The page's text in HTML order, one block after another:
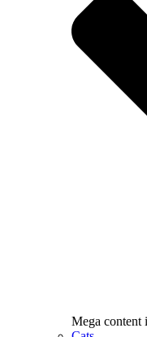
Mega content